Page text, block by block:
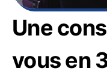
Une
vous en